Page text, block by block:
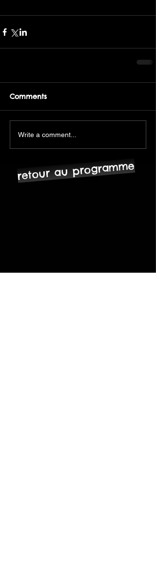
Comments
Write a comment...
retour au programme